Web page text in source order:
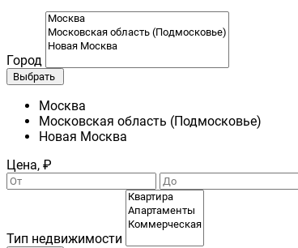
Город
Выбрать
Москва
Московская область (Подмосковье)
Новая Москва
Цена, ₽
Тип недвижимости